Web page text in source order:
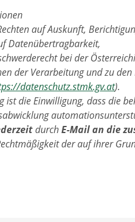
auf Auskunft,
Datenübertragbarkeit,
bei der
der Verarbeitung und zu
datenschutz.stmk.gv.at).
ist die Einwilligung, dass die
durchE-Mail an die
der auf ihrer